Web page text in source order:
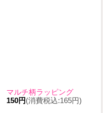
マルチ柄ラッピング
150円(消費税込:165円)